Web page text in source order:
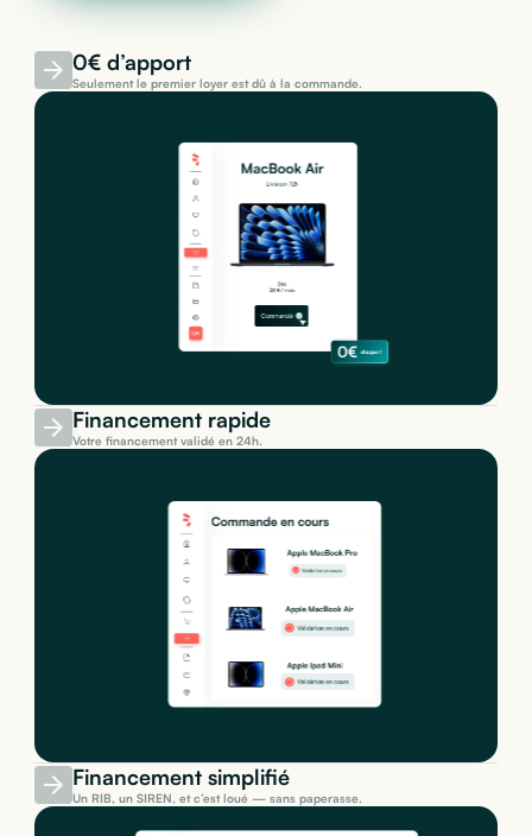
0€ d’apport
Seulement le premier loyer est dû à la commande.
Financement rapide
Votre financement validé en 24h.
Financement simplifié
Un RIB, un SIREN, et c’est loué — sans paperasse.